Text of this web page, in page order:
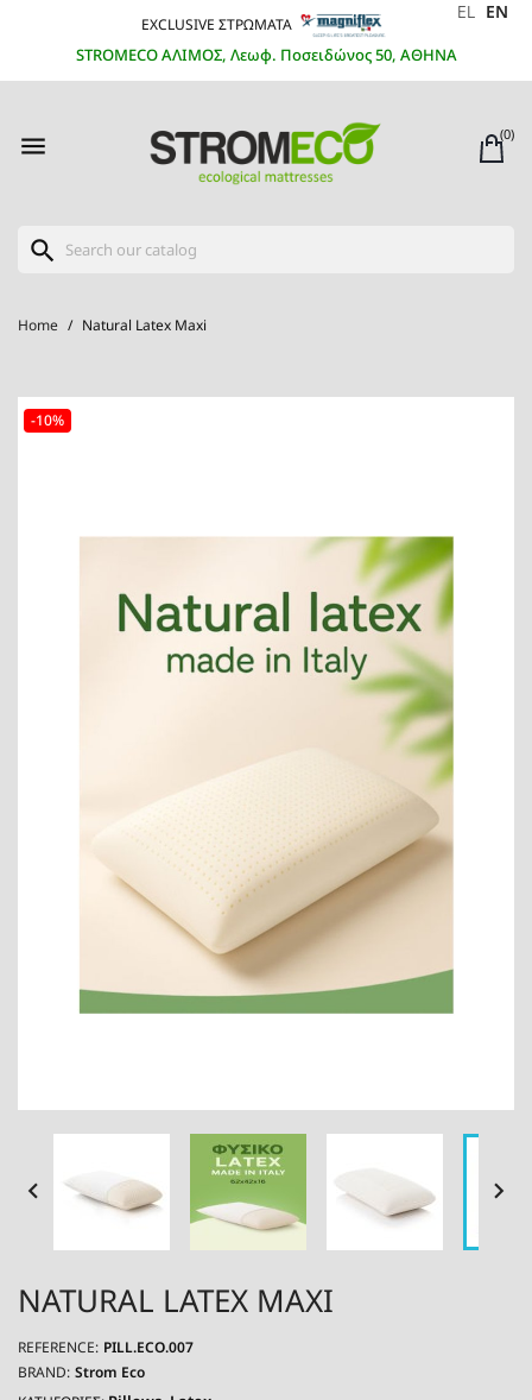
EXCLUSIVE ΣΤΡΩΜΑΤΑ
STROMECO ΑΛΙΜΟΣ, Λεωφ. Ποσειδώνος 50, ΑΘΗΝΑ
EL EN
 (0)
search
Home Natural Latex Maxi
-10%
 
NATURAL LATEX MAXI
REFERENCE: PILL.ECO.007
BRAND: Strom Eco